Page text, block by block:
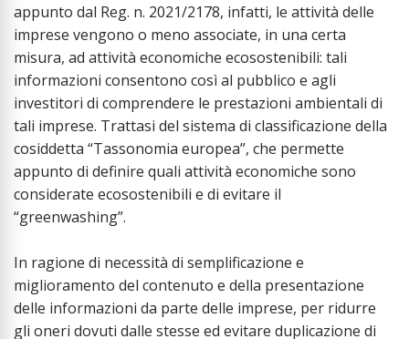
appunto dal Reg. n. 2021/2178, infatti, le attività delle
imprese vengono o meno associate, in una certa
misura, ad attività economiche ecosostenibili: tali
informazioni consentono così al pubblico e agli
investitori di comprendere le prestazioni ambientali di
tali imprese. Trattasi del sistema di classificazione della
cosiddetta “Tassonomia europea”, che permette
appunto di definire quali attività economiche sono
considerate ecosostenibili e di evitare il
“greenwashing”.
In ragione di necessità di semplificazione e
miglioramento del contenuto e della presentazione
delle informazioni da parte delle imprese, per ridurre
gli oneri dovuti dalle stesse ed evitare duplicazione di